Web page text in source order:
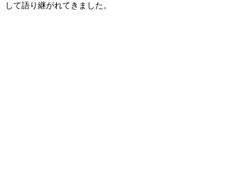
して語り継がれてきました。